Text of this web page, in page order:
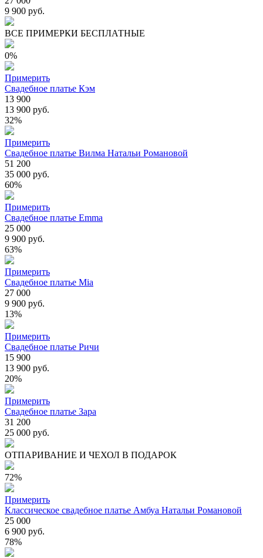
9 900 руб.
ВСЕ ПРИМЕРКИ БЕСПЛАТНЫЕ
0%
Примерить
Свадебное платье Кэм
13 900
13 900 руб.
32%
Примерить
Свадебное платье Вилма Натальи Романовой
51 200
35 000 руб.
60%
Примерить
Свадебное платье Emma
25 000
9 900 руб.
63%
Примерить
Свадебное платье Mia
27 000
9 900 руб.
13%
Примерить
Свадебное платье Ричи
15 900
13 900 руб.
20%
Примерить
Свадебное платье Зара
31 200
25 000 руб.
ОТПАРИВАНИЕ И ЧЕХОЛ В ПОДАРОК
72%
Примерить
Классическое свадебное платье Амбуа Натальи Романовой
25 000
6 900 руб.
78%